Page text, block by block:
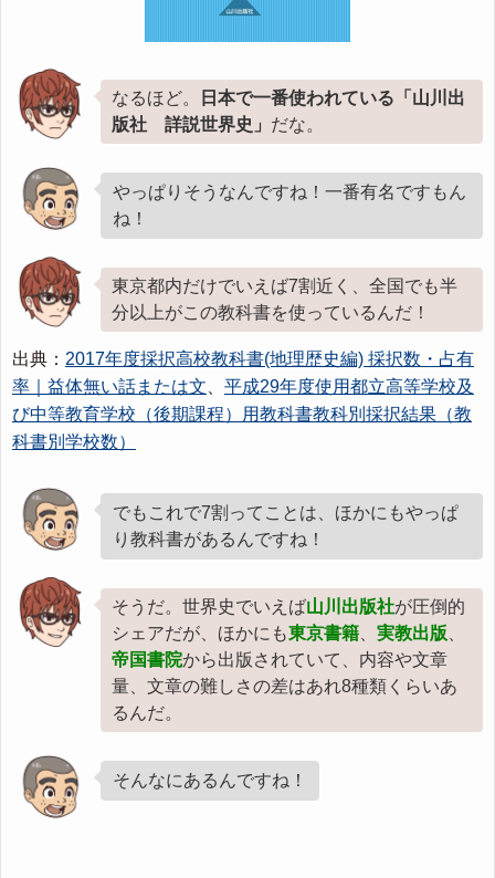
なるほど。
日本で一番使われている「山川出
版社 詳説世界史」 だな。
やっぱりそうなんですね！一番有名ですもん
ね！
東京都内だけでいえば7割近く、全国でも半
分以上がこの教科書を使っているんだ！
出典： 2017年度採択高校教科書(地理歴史編) 採択数・占有
率｜益体無い話または文、 平成29年度使用都立高等学校及
び中等教育学校（後期課程）用教科書教科別採択結果（教
科書別学校数）
でもこれで7割ってことは、ほかにもやっぱ
り教科書があるんですね！
そうだ。世界史でいえば山川出版社が圧倒的
シェアだが、ほかにも東京書籍、 実教出版、
帝国書院から出版されていて、内容や文章
量、文章の難しさの差はあれ8種類くらいあ
るんだ。
そんなにあるんですね！